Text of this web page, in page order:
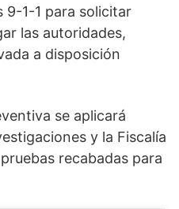
9-1-1 para solicitar
las autoridades,
a disposición
se aplicará
y la Fiscalía
recabadas para